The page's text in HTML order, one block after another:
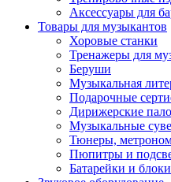
Аксессуары для
Товары для музыкантов
Хоровые станки
Тренажеры для
Беруши
Музыкальная
Подарочные
Дирижерские
Музыкальные
Тюнеры,
Пюпитры и
Батарейки и